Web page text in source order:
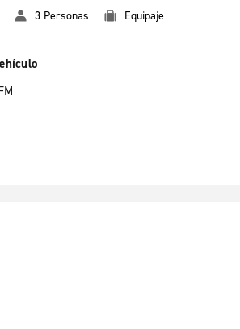
3 Personas Equipaje